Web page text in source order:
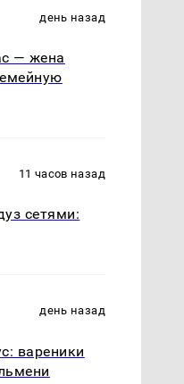
день назад
— жена
11 часов назад
сетями:
день назад
вареники